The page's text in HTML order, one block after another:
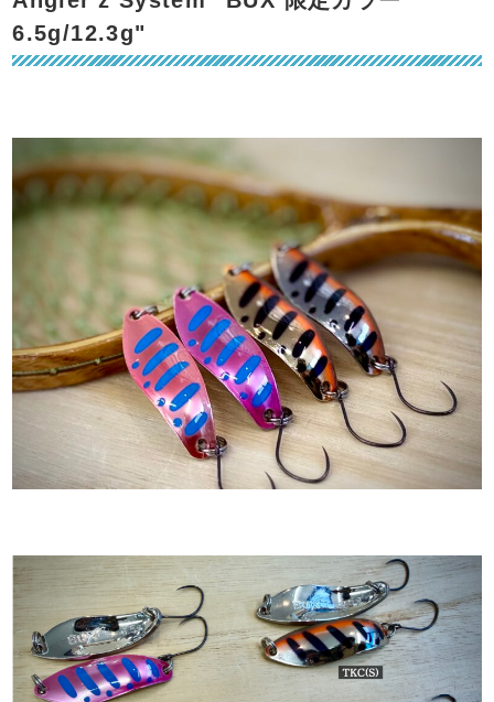
6.5g/12.3g"